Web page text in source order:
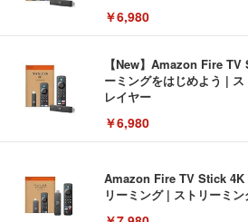
￥6,980
【New】Amazon Fire
ーミングをはじめよう |
レイヤー
￥6,980
Amazon Fire TV Stick 4K
リーミング | ストリーミ